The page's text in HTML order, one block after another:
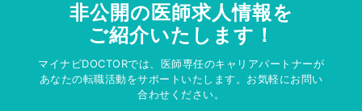
非公開の医師求人情報を
ご紹介いたします！
マイナビDOCTORでは、医師専任のキャリアパートナーが
あなたの転職活動をサポートいたします。お気軽にお問い
合わせください。